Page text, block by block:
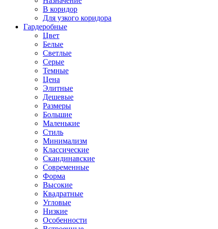
В коридор
Для узкого коридора
Гардеробные
Цвет
Белые
Светлые
Серые
Темные
Цена
Элитные
Дешевые
Размеры
Большие
Маленькие
Стиль
Минимализм
Классические
Скандинавские
Современные
Форма
Высокие
Квадратные
Угловые
Низкие
Особенности